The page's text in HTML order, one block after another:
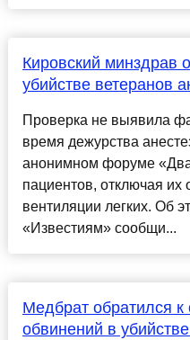
Кировский минздрав
убийстве ветеранов
Проверка не выявила
время дежурства
анонимном форуме
пациентов, отключая их
вентиляции легких. Об
«Известиям» сообщи...
Медбрат обратился
обвинений в